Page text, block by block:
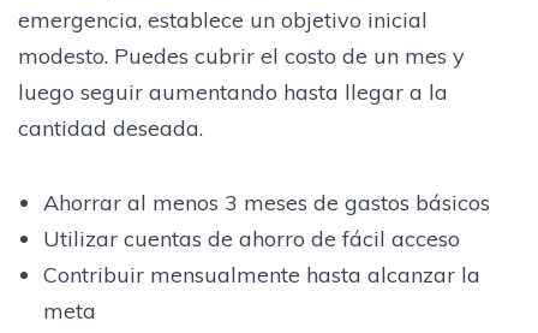
emergencia, establece un objetivo inicial
modesto. Puedes cubrir el costo de un mes y
luego seguir aumentando hasta llegar a la
cantidad deseada.
Ahorrar al menos 3 meses de gastos básicos
Utilizar cuentas de ahorro de fácil acceso
Contribuir mensualmente hasta alcanzar la
meta